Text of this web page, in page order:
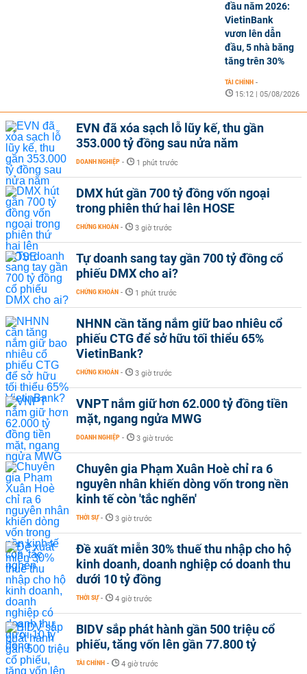
đầu năm 2026:
VietinBank
vươn lên dẫn
đầu, 5 nhà băng
tăng trên 30%
TÀI CHÍNH -
15:12 | 05/08/2026
EVN đã xóa sạch lỗ lũy kế, thu gần
353.000 tỷ đồng sau nửa năm
DOANH NGHIỆP - 1 phút trước
DMX hút gần 700 tỷ đồng vốn ngoại
trong phiên thứ hai lên HOSE
CHỨNG KHOÁN - 3 giờ trước
Tự doanh sang tay gần 700 tỷ đồng cổ
phiếu DMX cho ai?
CHỨNG KHOÁN - 1 phút trước
NHNN cần tăng nắm giữ bao nhiêu cổ
phiếu CTG để sở hữu tối thiểu 65%
VietinBank?
CHỨNG KHOÁN - 3 giờ trước
VNPT nắm giữ hơn 62.000 tỷ đồng tiền
mặt, ngang ngửa MWG
DOANH NGHIỆP - 3 giờ trước
Chuyên gia Phạm Xuân Hoè chỉ ra 6
nguyên nhân khiến dòng vốn trong nền
kinh tế còn 'tắc nghẽn'
THỜI SỰ - 3 giờ trước
Đề xuất miễn 30% thuế thu nhập cho hộ
kinh doanh, doanh nghiệp có doanh thu
dưới 10 tỷ đồng
THỜI SỰ - 4 giờ trước
BIDV sắp phát hành gần 500 triệu cổ
phiếu, tăng vốn lên gần 77.800 tỷ
TÀI CHÍNH - 4 giờ trước